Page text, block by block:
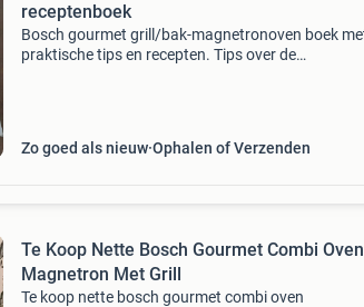
receptenboek
Bosch gourmet grill/bak-magnetronoven boek
praktische tips en recepten. Tips over de
Zo goed als nieuw Ophalen of Verzenden
Te Koop Nette Bosch Gourmet Combi Oven
Magnetron Met Grill
Te koop nette bosch gourmet combi oven